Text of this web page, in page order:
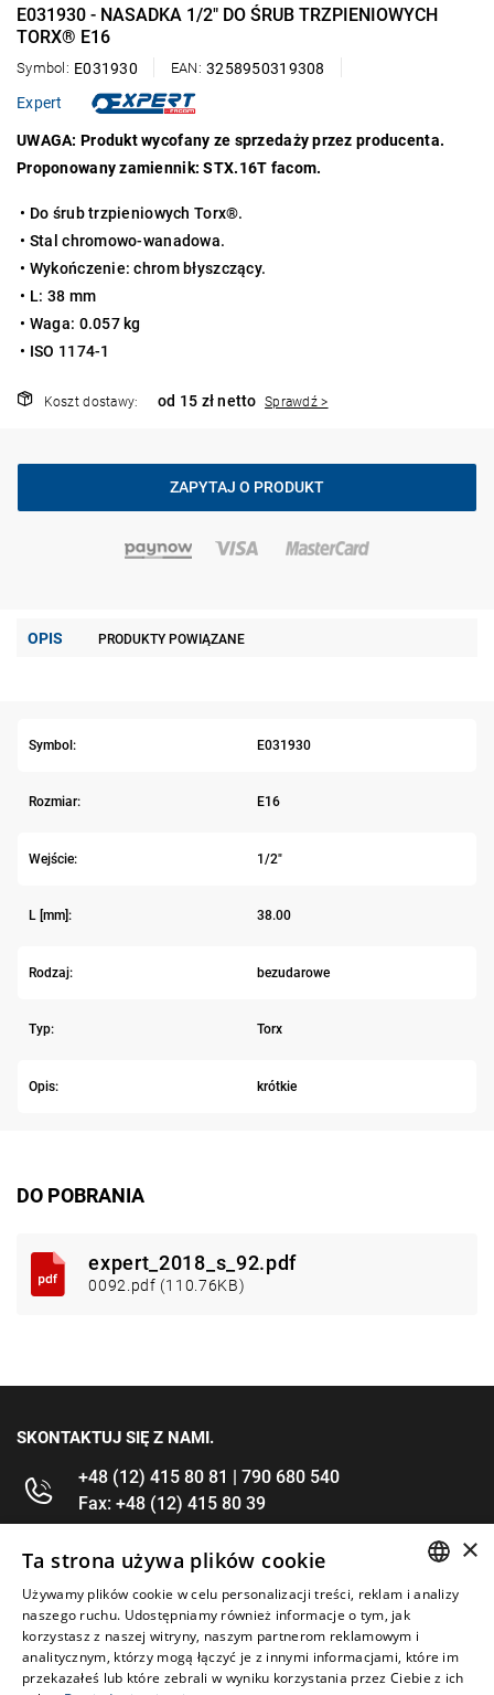
E031930 - NASADKA 1/2" DO ŚRUB TRZPIENIOWYCH
TORX® E16
Symbol: E031930 EAN: 3258950319308
Expert
UWAGA: Produkt wycofany ze sprzedaży przez producenta.
Proponowany zamiennik: STX.16T facom.
• Do śrub trzpieniowych Torx®.
• Stal chromowo-wanadowa.
• Wykończenie: chrom błyszczący.
• L: 38 mm
• Waga: 0.057 kg
• ISO 1174-1
Koszt dostawy: od 15 zł netto Sprawdź >
ZAPYTAJ O PRODUKT
OPIS PRODUKTY POWIĄZANE
Symbol: E031930
Rozmiar: E16
Wejście: 1/2"
L [mm]: 38.00
Rodzaj: bezudarowe
Typ: Torx
Opis: krótkie
DO POBRANIA
expert_2018_s_92.pdf
0092.pdf (110.76KB)
SKONTAKTUJ SIĘ Z NAMI.
+48 (12) 415 80 81 | 790 680 540
Fax: +48 (12) 415 80 39
kontakt@im-narzedzia.pl
INFORMACJE
OFERTA
ENGLISH
×
Ta strona używa plików cookie
Używamy plików cookie w celu personalizacji treści, reklam i analizy
naszego ruchu. Udostępniamy również informacje o tym, jak
korzystasz z naszej witryny, naszym partnerom reklamowym i
analitycznym, którzy mogą łączyć je z innymi informacjami, które im
przekazałeś lub które zebrali w wyniku korzystania przez Ciebie z ich